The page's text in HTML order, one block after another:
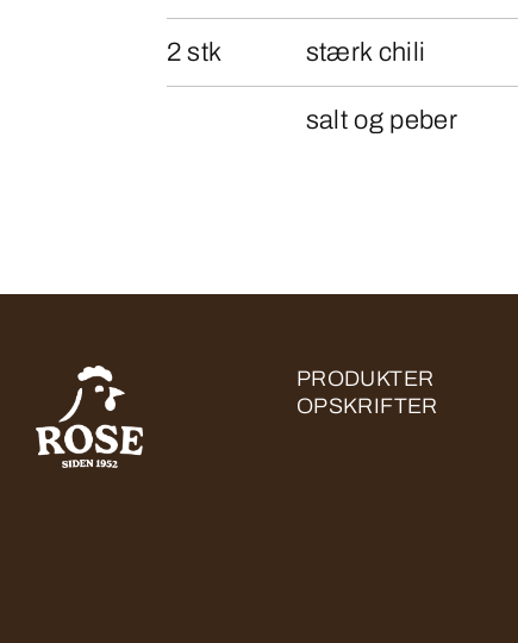
2 stk stærk chili
salt og peber
PRODUKTER
OPSKRIFTER